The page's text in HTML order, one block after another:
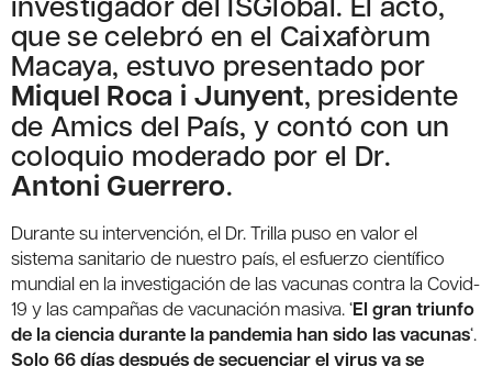
que se celebró en el Caixafòrum
Macaya, estuvo presentado por
Miquel Roca i Junyent, presidente
de Amics del País, y contó con un
coloquio moderado por el Dr.
Antoni Guerrero.
Durante su intervención, el Dr. Trilla puso en valor el
sistema sanitario de nuestro país, el esfuerzo científico
mundial en la investigación de las vacunas contra la Covid-
19 y las campañas de vacunación masiva. ‘El gran triunfo
de la ciencia durante la pandemia han sido las vacunas‘.
Solo 66 días después de secuenciar el virus ya se